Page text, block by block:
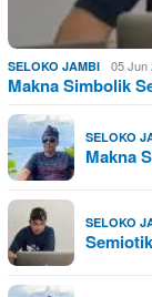
SELOKO JAMBI 05 Jun
Makna Simbolik
SELOKO
Makna
SELOKO